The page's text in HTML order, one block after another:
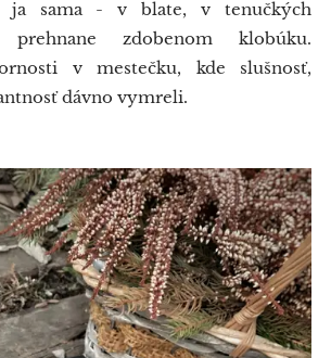
ja sama - v blate, v tenučkých
zdobenom klobúku.
v mestečku, kde slušnosť,
dávno vymreli.